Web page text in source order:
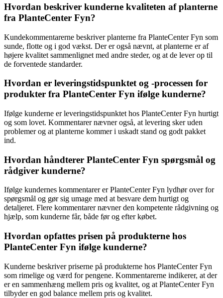
Hvordan beskriver kunderne kvaliteten af planterne
fra PlanteCenter Fyn?
Kundekommentarerne beskriver planterne fra PlanteCenter Fyn som
sunde, flotte og i god vækst. Der er også nævnt, at planterne er af
højere kvalitet sammenlignet med andre steder, og at de lever op til
de forventede standarder.
Hvordan er leveringstidspunktet og -processen for
produkter fra PlanteCenter Fyn ifølge kunderne?
Ifølge kunderne er leveringstidspunktet hos PlanteCenter Fyn hurtigt
og som lovet. Kommentarer nævner også, at levering sker uden
problemer og at planterne kommer i uskadt stand og godt pakket
ind.
Hvordan håndterer PlanteCenter Fyn spørgsmål og
rådgiver kunderne?
Ifølge kundernes kommentarer er PlanteCenter Fyn lydhør over for
spørgsmål og gør sig umage med at besvare dem hurtigt og
detaljeret. Flere kommentarer nævner den kompetente rådgivning og
hjælp, som kunderne får, både før og efter købet.
Hvordan opfattes prisen på produkterne hos
PlanteCenter Fyn ifølge kunderne?
Kunderne beskriver priserne på produkterne hos PlanteCenter Fyn
som rimelige og værd for pengene. Kommentarerne indikerer, at der
er en sammenhæng mellem pris og kvalitet, og at PlanteCenter Fyn
tilbyder en god balance mellem pris og kvalitet.